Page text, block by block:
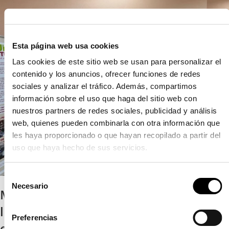
Esta página web usa cookies
Las cookies de este sitio web se usan para personalizar el
contenido y los anuncios, ofrecer funciones de redes
sociales y analizar el tráfico. Además, compartimos
información sobre el uso que haga del sitio web con
nuestros partners de redes sociales, publicidad y análisis
web, quienes pueden combinarla con otra información que
les haya proporcionado o que hayan recopilado a partir del
uso que haya hecho de sus servicios.
S
l
c
Necesario
Preferencias
Más de una decena de clubes de
lectura se dan cita en Serra con la